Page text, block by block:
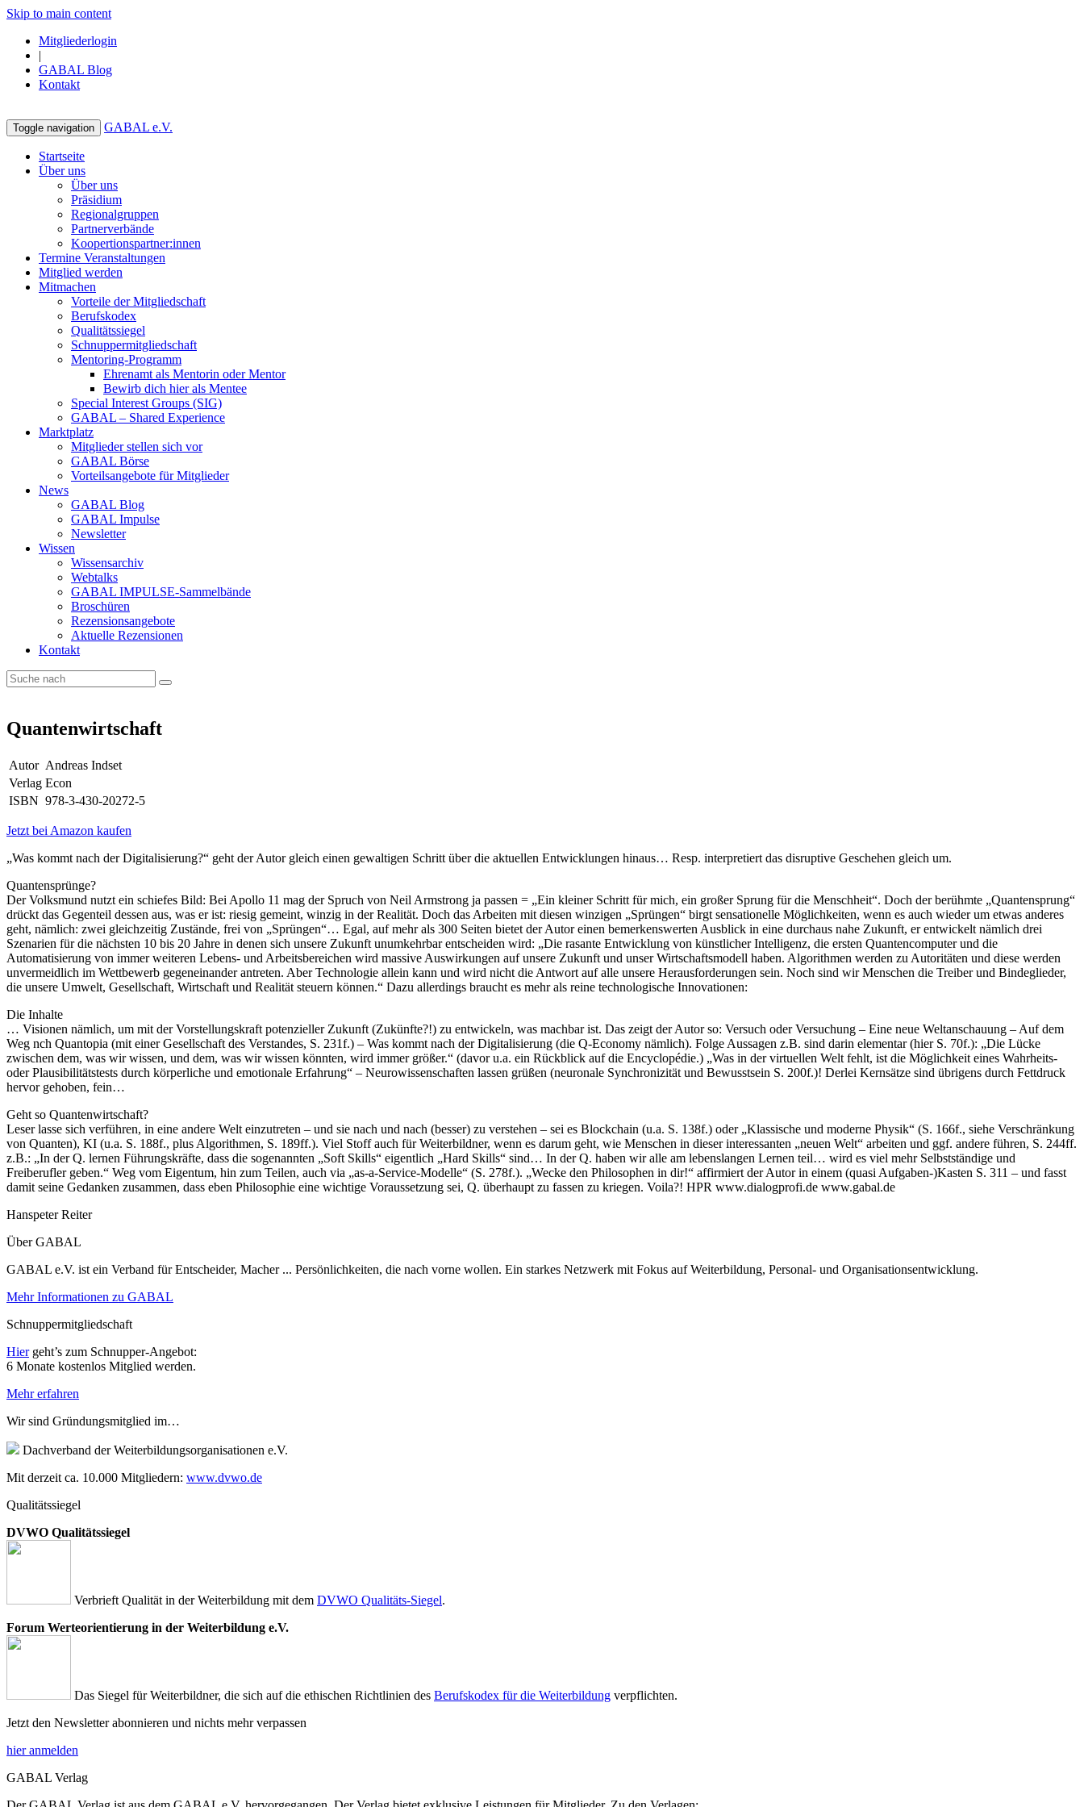
Skip to main content
Mitgliederlogin
|
GABAL Blog
Kontakt
Toggle navigation GABAL e.V.
Startseite
Über uns
Über uns
Präsidium
Regionalgruppen
Partnerverbände
Koopertionspartner:innen
Termine Veranstaltungen
Mitglied werden
Mitmachen
Vorteile der Mitgliedschaft
Berufskodex
Qualitätssiegel
Schnuppermitgliedschaft
Mentoring-Programm
Ehrenamt als Mentorin oder Mentor
Bewirb dich hier als Mentee
Special Interest Groups (SIG)
GABAL – Shared Experience
Marktplatz
Mitglieder stellen sich vor
GABAL Börse
Vorteilsangebote für Mitglieder
News
GABAL Blog
GABAL Impulse
Newsletter
Wissen
Wissensarchiv
Webtalks
GABAL IMPULSE-Sammelbände
Broschüren
Rezensionsangebote
Aktuelle Rezensionen
Kontakt
Quantenwirtschaft
Autor Andreas Indset
Verlag Econ
ISBN 978-3-430-20272-5
Jetzt bei Amazon kaufen
„Was kommt nach der Digitalisierung?“ geht der Autor gleich einen gewaltigen Schritt über die aktuellen Entwicklungen hinaus… Resp. interpretiert das disruptive Geschehen gleich um.
Quantensprünge?
Der Volksmund nutzt ein schiefes Bild: Bei Apollo 11 mag der Spruch von Neil Armstrong ja passen = „Ein kleiner Schritt für mich, ein großer Sprung für die Menschheit“. Doch der berühmte „Quantensprung“
drückt das Gegenteil dessen aus, was er ist: riesig gemeint, winzig in der Realität. Doch das Arbeiten mit diesen winzigen „Sprüngen“ birgt sensationelle Möglichkeiten, wenn es auch wieder um etwas anderes
geht, nämlich: zwei gleichzeitig Zustände, frei von „Sprüngen“… Egal, auf mehr als 300 Seiten bietet der Autor einen bemerkenswerten Ausblick in eine durchaus nahe Zukunft, er entwickelt nämlich drei
Szenarien für die nächsten 10 bis 20 Jahre in denen sich unsere Zukunft unumkehrbar entscheiden wird: „Die rasante Entwicklung von künstlicher Intelligenz, die ersten Quantencomputer und die
Automatisierung von immer weiteren Lebens- und Arbeitsbereichen wird massive Auswirkungen auf unsere Zukunft und unser Wirtschaftsmodell haben. Algorithmen werden zu Autoritäten und diese werden
unvermeidlich im Wettbewerb gegeneinander antreten. Aber Technologie allein kann und wird nicht die Antwort auf alle unsere Herausforderungen sein. Noch sind wir Menschen die Treiber und Bindeglieder,
die unsere Umwelt, Gesellschaft, Wirtschaft und Realität steuern können.“ Dazu allerdings braucht es mehr als reine technologische Innovationen:
Die Inhalte
… Visionen nämlich, um mit der Vorstellungskraft potenzieller Zukunft (Zukünfte?!) zu entwickeln, was machbar ist. Das zeigt der Autor so: Versuch oder Versuchung – Eine neue Weltanschauung – Auf dem
Weg nch Quantopia (mit einer Gesellschaft des Verstandes, S. 231f.) – Was kommt nach der Digitalisierung (die Q-Economy nämlich). Folge Aussagen z.B. sind darin elementar (hier S. 70f.): „Die Lücke
zwischen dem, was wir wissen, und dem, was wir wissen könnten, wird immer größer.“ (davor u.a. ein Rückblick auf die Encyclopédie.) „Was in der virtuellen Welt fehlt, ist die Möglichkeit eines Wahrheits-
oder Plausibilitätstests durch körperliche und emotionale Erfahrung“ – Neurowissenschaften lassen grüßen (neuronale Synchronizität und Bewusstsein S. 200f.)! Derlei Kernsätze sind übrigens durch Fettdruck
hervor gehoben, fein…
Geht so Quantenwirtschaft?
Leser lasse sich verführen, in eine andere Welt einzutreten – und sie nach und nach (besser) zu verstehen – sei es Blockchain (u.a. S. 138f.) oder „Klassische und moderne Physik“ (S. 166f., siehe Verschränkung
von Quanten), KI (u.a. S. 188f., plus Algorithmen, S. 189ff.). Viel Stoff auch für Weiterbildner, wenn es darum geht, wie Menschen in dieser interessanten „neuen Welt“ arbeiten und ggf. andere führen, S. 244ff.
z.B.: „In der Q. lernen Führungskräfte, dass die sogenannten „Soft Skills“ eigentlich „Hard Skills“ sind… In der Q. haben wir alle am lebenslangen Lernen teil… wird es viel mehr Selbstständige und
Freiberufler geben.“ Weg vom Eigentum, hin zum Teilen, auch via „as-a-Service-Modelle“ (S. 278f.). „Wecke den Philosophen in dir!“ affirmiert der Autor in einem (quasi Aufgaben-)Kasten S. 311 – und fasst
damit seine Gedanken zusammen, dass eben Philosophie eine wichtige Voraussetzung sei, Q. überhaupt zu fassen zu kriegen. Voila?! HPR www.dialogprofi.de www.gabal.de
Hanspeter Reiter
Über GABAL
GABAL e.V. ist ein Verband für Entscheider, Macher ... Persönlichkeiten, die nach vorne wollen. Ein starkes Netzwerk mit Fokus auf Weiterbildung, Personal- und Organisationsentwicklung.
Mehr Informationen zu GABAL
Schnuppermitgliedschaft
Hiergeht’s zum Schnupper-Angebot:
6 Monate kostenlos Mitglied werden.
Mehr erfahren
Wir sind Gründungsmitglied im…
Dachverband der Weiterbildungsorganisationen e.V.
Mit derzeit ca. 10.000 Mitgliedern: www.dvwo.de
Qualitätssiegel
DVWO Qualitätssiegel
Verbrieft Qualität in der Weiterbildung mit dem DVWO Qualitäts-Siegel.
Forum Werteorientierung in der Weiterbildung e.V.
Das Siegel für Weiterbildner, die sich auf die ethischen Richtlinien des Berufskodex für die Weiterbildung verpflichten.
Jetzt den Newsletter abonnieren und nichts mehr verpassen
hier anmelden
GABAL Verlag